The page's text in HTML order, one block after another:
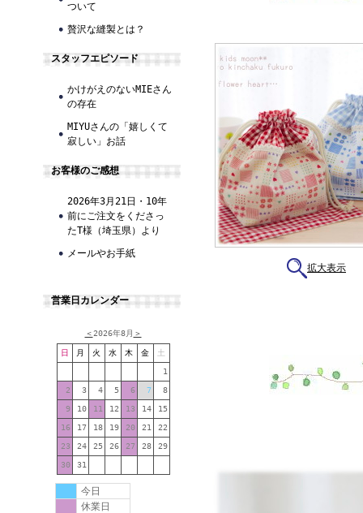
ついて
贅沢な縫製とは？
スタッフエピソード
かけがえのないMIEさん
の存在
MIYUさんの「嬉しくて
寂しい」お話
お客様のご感想
2026年3月21日・10年
前にご注文をくださっ
たT様（埼玉県）より
メールやお手紙
営業日カレンダー
＜2026年8月 ＞
日 月 火 水 木 金 土
1
2 3 4 5 6 7 8
9 10 11 12 13 14 15
16 17 18 19 20 21 22
23 24 25 26 27 28 29
30 31
今日
休業日
拡大表示